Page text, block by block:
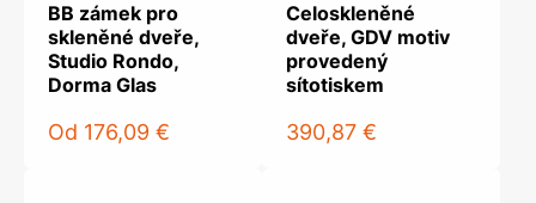
BB zámek pro
skleněné dveře,
Studio Rondo,
Dorma Glas
Od 176,09 €
Celoskleněné
dveře, GDV motiv
provedený
sítotiskem
390,87 €